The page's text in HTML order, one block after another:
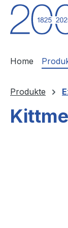
Hauptinhalt
Zur Suche
Zur
Home
Produkte